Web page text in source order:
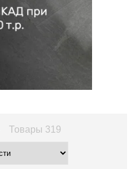
Товары 319